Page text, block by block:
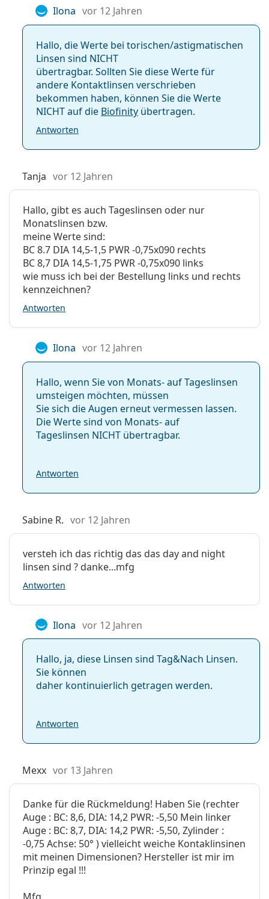
Ilona vor 12 Jahren
Hallo, die Werte bei torischen/astig­matischen
Linsen sind NICHT
übertragbar. Sollten Sie diese Werte für
andere Kontaktlinsen verschrieben
bekommen haben, können Sie die Werte
NICHT auf die Biofinity übertragen.
Antworten
Tanja vor 12 Jahren
Hallo, gibt es auch Tageslinsen oder nur
Monatslinsen bzw.
meine Werte sind:
BC 8.7 DIA 14,5-1,5 PWR -0,75x090 rechts
BC 8,7 DIA 14,5-1,75 PWR -0,75x090 links
wie muss ich bei der Bestellung links und rechts
kennzeichnen?
Antworten
Ilona vor 12 Jahren
Hallo, wenn Sie von Monats- auf Tageslinsen
umsteigen möchten, müssen
Sie sich die Augen erneut vermessen lassen.
Die Werte sind von Monats- auf
Tageslinsen NICHT übertragbar.
Antworten
Sabine R. vor 12 Jahren
versteh ich das richtig das das day and night
linsen sind ? danke...mfg
Antworten
Ilona vor 12 Jahren
Hallo, ja, diese Linsen sind Tag&Nach Linsen.
Sie können
daher kontinuierlich getragen werden.
Antworten
Mexx vor 13 Jahren
Danke für die Rückmeldung! Haben Sie (rechter
Auge : BC: 8,6, DIA: 14,2 PWR: -5,50 Mein linker
Auge : BC: 8,7, DIA: 14,2 PWR: -5,50, Zylinder :
-0,75 Achse: 50° ) vielleicht weiche Kontaklinsinen
mit meinen Dimensionen? Hersteller ist mir im
Prinzip egal !!!